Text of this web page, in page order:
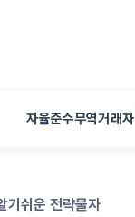
자율준수무역거래자
기쉬운 전략물자